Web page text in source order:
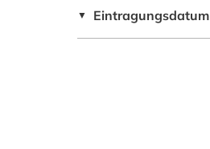
Natur- und
Umweltschutz (1)
romanistik (1)
▼ Eintragungsdatum